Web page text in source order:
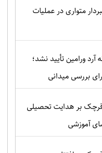
متواری در عملیات
آرد ورامین تأیید نشد؛
بررسی میدانی
قرچک بر هدایت تحصیلی
آموزشی